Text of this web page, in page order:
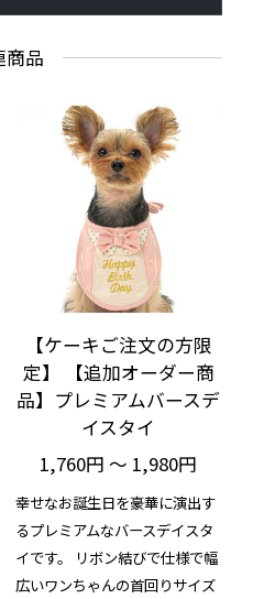
商品
【ケーキご注文の方限
定】 【追加オーダー商
品】プレミアムバースデ
イスタイ
1,760円 ～ 1,980円
幸せなお誕生日を豪華に演出す
るプレミアムなバースデイスタ
イです。 リボン結びで仕様で幅
広いワンちゃんの首回りサイズ